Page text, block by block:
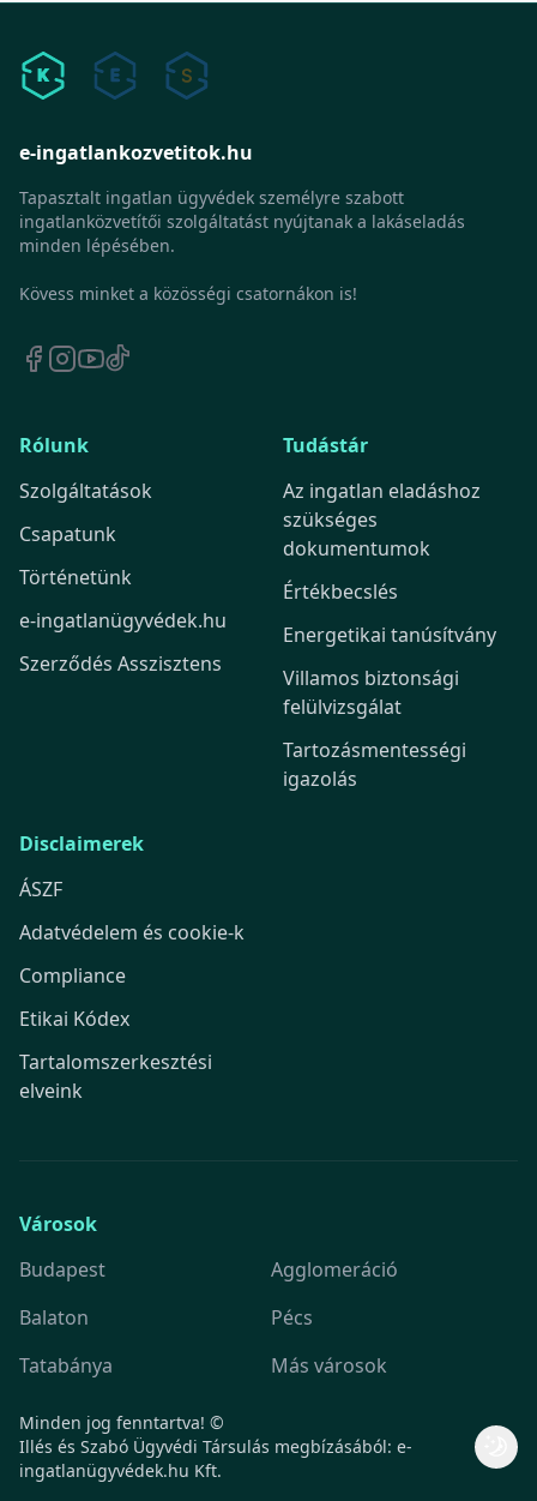
e-ingatlankozvetitok.hu
Tapasztalt ingatlan ügyvédek személyre szabott
ingatlanközvetítői szolgáltatást nyújtanak a lakáseladás
minden lépésében.
Kövess minket a közösségi csatornákon is!
Rólunk
Szolgáltatások
Csapatunk
Történetünk
e-ingatlanügyvédek.hu
Szerződés Asszisztens
Tudástár
Az ingatlan eladáshoz
szükséges
dokumentumok
Értékbecslés
Energetikai tanúsítvány
Villamos biztonsági
felülvizsgálat
Tartozásmentességi
igazolás
Disclaimerek
ÁSZF
Adatvédelem és cookie-k
Compliance
Etikai Kódex
Tartalomszerkesztési
elveink
Városok
Budapest
Agglomeráció
Balaton
Pécs
Tatabánya
Más városok
Minden jog fenntartva! ©
Illés és Szabó Ügyvédi Társulás megbízásából: e-
ingatlanügyvédek.hu Kft.